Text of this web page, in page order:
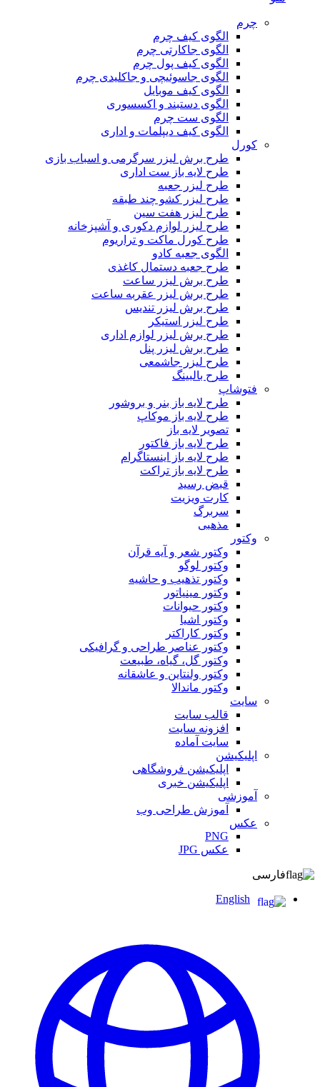
چرم
الگوی کیف چرم
الگوی جاکارتی چرم
الگوی کیف پول چرم
الگوی جاسوئیچی و جاکلیدی چرم
الگوی کیف موبایل
الگوی دستبند و اکسسوری
الگوی ست چرم
الگوی کیف دیپلمات و اداری
کورل
طرح برش لیزر سرگرمی و اسباب بازی
طرح لایه باز ست اداری
طرح لیزر جعبه
طرح لیزر کشو چند طبقه
طرح لیزر هفت سین
طرح لیزر لوازم دکوری و آشپزخانه
طرح کورل ماکت و تراریوم
الگوی جعبه کادو
طرح جعبه دستمال کاغذی
طرح برش لیزر ساعت
طرح برش لیزر عقربه ساعت
طرح برش لیزر تندیس
طرح لیزر استیکر
طرح برش لیزر لوازم اداری
طرح برش لیزر پنل
طرح لیزر جاشمعی
طرح بالبینگ
فتوشاپ
طرح لایه باز بنر و بروشور
طرح لایه باز موکاپ
تصویر لایه باز
طرح لایه باز فاکتور
طرح لایه باز اینستاگرام
طرح لایه باز تراکت
قبض رسید
کارت ویزیت
سربرگ
مذهبی
وکتور
وکتور شعر و آیه قرآن
وکتور لوگو
وکتور تذهیب و حاشیه
وکتور مینیاتور
وکتور حیوانات
وکتور اشیا
وکتور کاراکتر
وکتور عناصر طراحی و گرافیکی
وکتور گل، گیاه، طبیعت
وکتور ولنتاین و عاشقانه
وکتور ماندالا
سایت
قالب سایت
افزونه سایت
سایت آماده
اپلیکیشن
اپلیکیشن فروشگاهی
اپلیکیشن خبری
آموزشی
آموزش طراحی وب
عکس
PNG
عکس JPG
فارسی
English